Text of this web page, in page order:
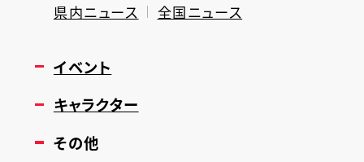
県内ニュース 全国ニュース
イベント
キャラクター
その他